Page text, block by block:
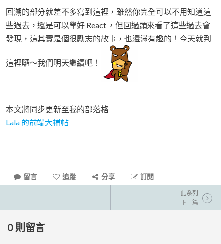
回溯的部分就差不多寫到這裡，雖然你完全可以不用知道這
些過去，還是可以學好 React ，但回過頭來看了這些過去會
發現，這其實是個很勵志的故事，也還滿有趣的！今天就到
這裡囉～我們明天繼續吧！
本文將同步更新至我的部落格
Lala 的前端大補帖
留言 追蹤 分享 訂閱
此系列
下一篇
0 則留言